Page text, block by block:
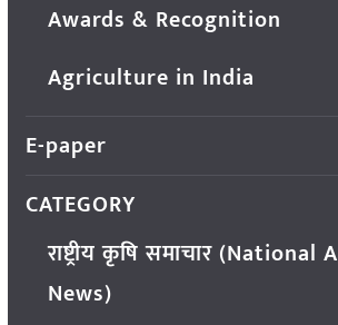
Awards & Recognition
Agriculture in India
E-paper
CATEGORY
राष्ट्रीय कृषि समाचार
News)